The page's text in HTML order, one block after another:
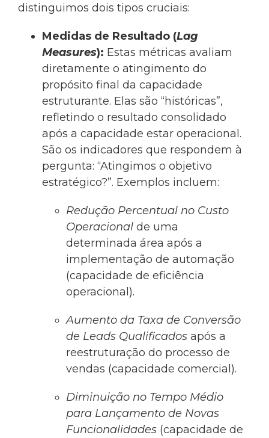
distinguimos dois tipos cruciais:
Medidas de Resultado (Lag
Measures): Estas métricas avaliam
diretamente o atingimento do
propósito final da capacidade
estruturante. Elas são “históricas”,
refletindo o resultado consolidado
após a capacidade estar operacional.
São os indicadores que respondem à
pergunta: “Atingimos o objetivo
estratégico?”. Exemplos incluem:
Redução Percentual no Custo
Operacional de uma
determinada área após a
implementação de automação
(capacidade de eficiência
operacional).
Aumento da Taxa de Conversão
de Leads Qualificados após a
reestruturação do processo de
vendas (capacidade comercial).
Diminuição no Tempo Médio
para Lançamento de Novas
Funcionalidades (capacidade de